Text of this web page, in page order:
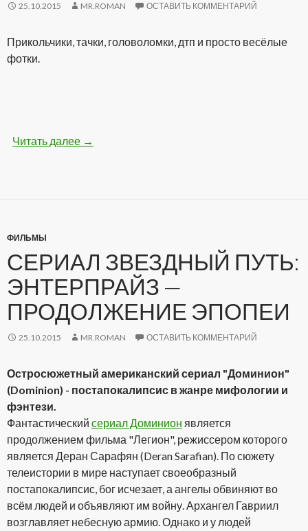
25.10.2015 MR.ROMAN ОСТАВИТЬ КОММЕНТАРИЙ
Прикольчики, тачки, головоломки, дтп и просто весёлые
фотки.
Читать далее Бодрые картинки (28 фото)
→
ФИЛЬМЫ
СЕРИАЛ ЗВЕЗДНЫЙ ПУТЬ:
ЭНТЕРПРАЙЗ —
ПРОДОЛЖЕНИЕ ЭПОПЕИ
25.10.2015 MR.ROMAN ОСТАВИТЬ КОММЕНТАРИЙ
Остросюжетный американский сериал "Доминион"
(Dominion) - постапокалипсис в жанре мифологии и
фэнтези.
Фантастический сериал Доминион является
продолжением фильма "Легион", режиссером которого
является Деран Сарафян (Deran Sarafian). По сюжету
телеистории в мире наступает своеобразный
постапокалипсис, бог исчезает, а ангелы обвиняют во
всём людей и объявляют им войну. Архангел Гавриил
возглавляет небесную армию. Однако и у людей